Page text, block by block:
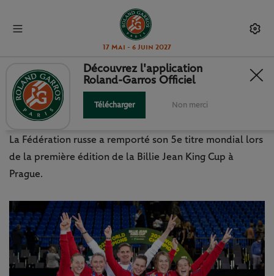
17 Mai - 6 Juin 2027
BJK CUP : LES RUSSES SACRÉES À
PRAGUE
La Fédération russe a remporté son 5e titre mondial lors
de la première édition de la Billie Jean King Cup à
Prague.
Découvrez l'application
Roland-Garros Officiel
Télécharger Non merci